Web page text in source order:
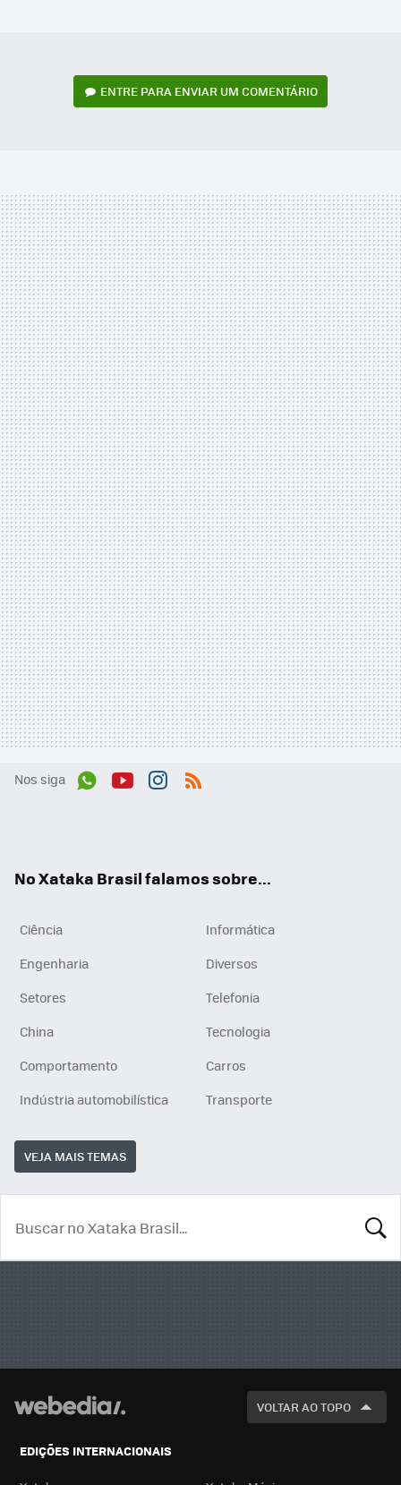
ENTRE PARA ENVIAR UM COMENTÁRIO
Nos siga
No Xataka Brasil falamos sobre...
Ciência
Informática
Engenharia
Diversos
Setores
Telefonia
China
Tecnologia
Comportamento
Carros
Indústria automobilística
Transporte
VEJA MAIS TEMAS
VOLTAR AO TOPO
EDIÇÕES INTERNACIONAIS